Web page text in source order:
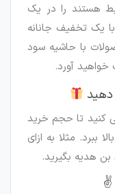
هستند را در یک
یک تخفیف جانانه
با حاشیه سود
آورد.
کنید تا حجم خرید
مثلا به ازای
✌